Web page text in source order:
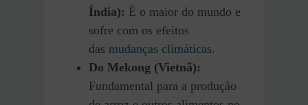
Índia): É o maior do mundo e
sofre com os efeitos
das mudanças climáticas.
Do Mekong (Vietnã):
Fundamental para a produção